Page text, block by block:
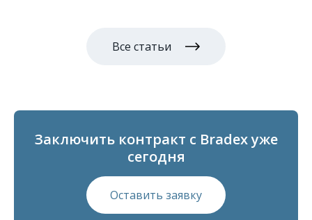
Все статьи
Заключить контракт с Bradex уже
сегодня
Оставить заявку